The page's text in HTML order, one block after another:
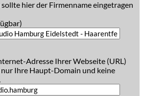
hier der Firmenname eingetragen
Adresse Ihrer Webseite (URL)
nur Ihre Haupt-Domain und keine